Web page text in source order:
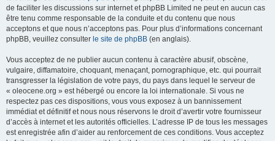
de faciliter les discussions sur internet et phpBB Limited ne peut en aucun cas
être tenu comme responsable de la conduite et du contenu que nous
acceptons et que nous n’acceptons pas. Pour plus d’informations concernant
phpBB, veuillez consulter le site de phpBB (en anglais).
Vous acceptez de ne publier aucun contenu à caractère abusif, obscène,
vulgaire, diffamatoire, choquant, menaçant, pornographique, etc. qui pourrait
transgresser la législation de votre pays, du pays dans lequel le serveur de
« oleocene.org » est hébergé ou encore la loi internationale. Si vous ne
respectez pas ces dispositions, vous vous exposez à un bannissement
immédiat et définitif et nous nous réservons le droit d’avertir votre fournisseur
d’accès à internet et les autorités officielles. L’adresse IP de tous les messages
est enregistrée afin d’aider au renforcement de ces conditions. Vous acceptez